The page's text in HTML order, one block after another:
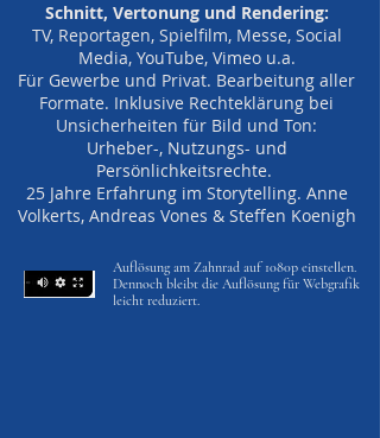
Schnitt, Vertonung und Rendering:
TV, Reportagen, Spielfilm, Messe, Social
Media, YouTube, Vimeo u.a.
Für Gewerbe und Privat. Bearbeitung aller
Formate. Inklusive Rechteklärung bei
Unsicherheiten für Bild und Ton:
Urheber-, Nutzungs- und
Persönlichkeitsrechte.
25 Jahre Erfahrung im Storytelling. Anne
Volkerts, Andreas Vones & Steffen Koenigh
Auflösung am Zahnrad auf 1080p einstellen.
Dennoch bleibt die Auflösung für Webgrafik
leicht reduziert.